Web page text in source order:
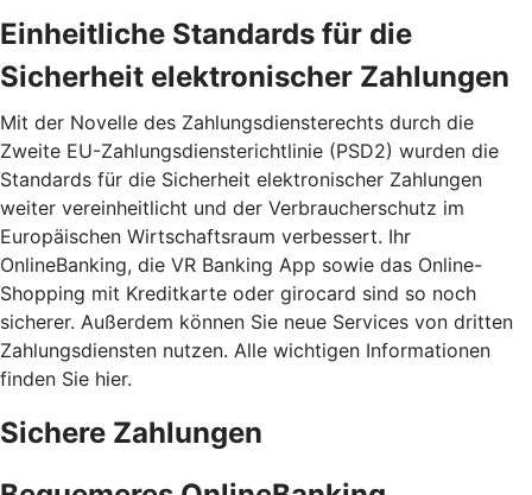
Einheitliche Standards für die
Sicherheit elektronischer Zahlungen
Mit der Novelle des Zahlungsdiensterechts durch die
Zweite EU-Zahlungsdiensterichtlinie (PSD2) wurden die
Standards für die Sicherheit elektronischer Zahlungen
weiter vereinheitlicht und der Verbraucherschutz im
Europäischen Wirtschaftsraum verbessert. Ihr
OnlineBanking, die VR Banking App sowie das Online-
Shopping mit Kreditkarte oder girocard sind so noch
sicherer. Außerdem können Sie neue Services von dritten
Zahlungsdiensten nutzen. Alle wichtigen Informationen
finden Sie hier.
Sichere Zahlungen